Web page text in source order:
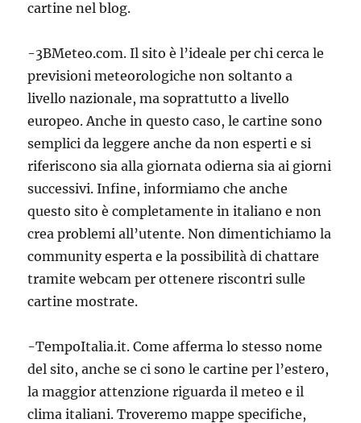
cartine nel blog.
-3BMeteo.com. Il sito è l’ideale per chi cerca le
previsioni meteorologiche non soltanto a
livello nazionale, ma soprattutto a livello
europeo. Anche in questo caso, le cartine sono
semplici da leggere anche da non esperti e si
riferiscono sia alla giornata odierna sia ai giorni
successivi. Infine, informiamo che anche
questo sito è completamente in italiano e non
crea problemi all’utente. Non dimentichiamo la
community esperta e la possibilità di chattare
tramite webcam per ottenere riscontri sulle
cartine mostrate.
-TempoItalia.it. Come afferma lo stesso nome
del sito, anche se ci sono le cartine per l’estero,
la maggior attenzione riguarda il meteo e il
clima italiani. Troveremo mappe specifiche,